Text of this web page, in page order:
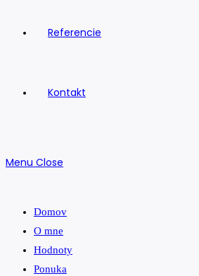
Referencie
Kontakt
Menu Close
Domov
O mne
Hodnoty
Ponuka